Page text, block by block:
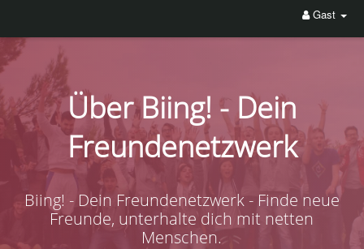
Gast
Über Biing! - Dein
Freundenetzwerk
Biing! - Dein Freundenetzwerk - Finde neue
Freunde, unterhalte dich mit netten
Menschen.